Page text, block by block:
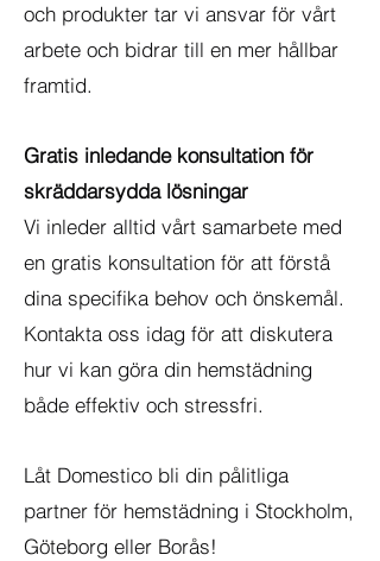
och produkter tar vi ansvar för vårt
arbete och bidrar till en mer hållbar
framtid.
Gratis inledande konsultation för
skräddarsydda lösningar
Vi inleder alltid vårt samarbete med
en gratis konsultation för att förstå
dina specifika behov och önskemål.
Kontakta oss idag för att diskutera
hur vi kan göra din hemstädning
både effektiv och stressfri.
Låt Domestico bli din pålitliga
partner för hemstädning i Stockholm,
Göteborg eller Borås!